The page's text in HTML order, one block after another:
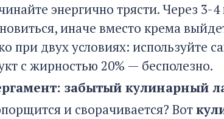
энергично трясти. Через 3-
иначе вместо крема
при двух условиях: используйте
с жирностью 20% — бесполезно.
забытый кулинарный
и сворачивается? Вот